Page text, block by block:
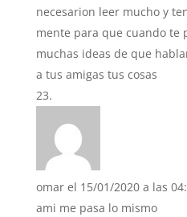
necesarion leer mucho y
mente para que cuando te
muchas ideas de que
a tus amigas tus cosas
omar el 15/01/2020 a las
ami me pasa lo mismo